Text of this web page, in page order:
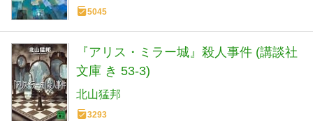
5045
『アリス・ミラー城』殺人事件 (講談社
文庫 き 53-3)
北山猛邦
3293